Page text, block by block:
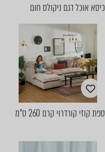
כיסא אוכל דגם ניקולס חום
ספת קוזי קורדרוי קרם 260 ס"מ